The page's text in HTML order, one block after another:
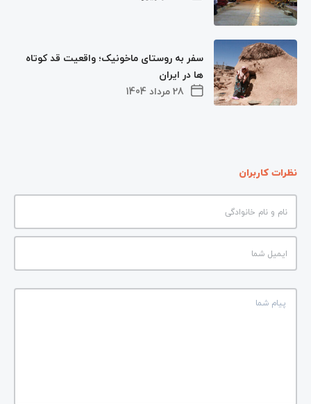
28 مرداد 1404
سفر به روستای ماخونیک؛ واقعیت قد کوتاه‌
ها در ایران
نظرات کاربران